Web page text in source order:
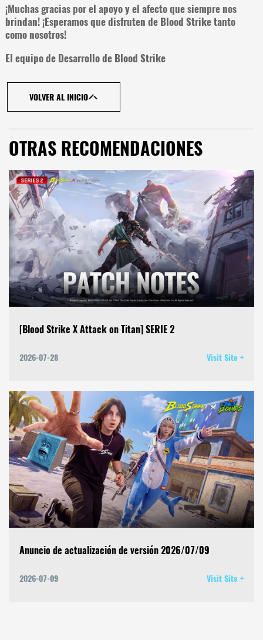
¡Muchas gracias por el apoyo y el afecto que siempre nos
brindan! ¡Esperamos que disfruten de Blood Strike tanto
como nosotros!
El equipo de Desarrollo de Blood Strike
VOLVER AL INICIO
OTRAS RECOMENDACIONES
[Blood Strike X Attack on Titan] SERIE 2
2026-07-28 Visit Site +
Anuncio de actualización de versión 2026/07/09
2026-07-09 Visit Site +